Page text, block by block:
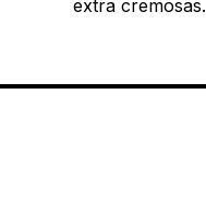
extra cremosas.